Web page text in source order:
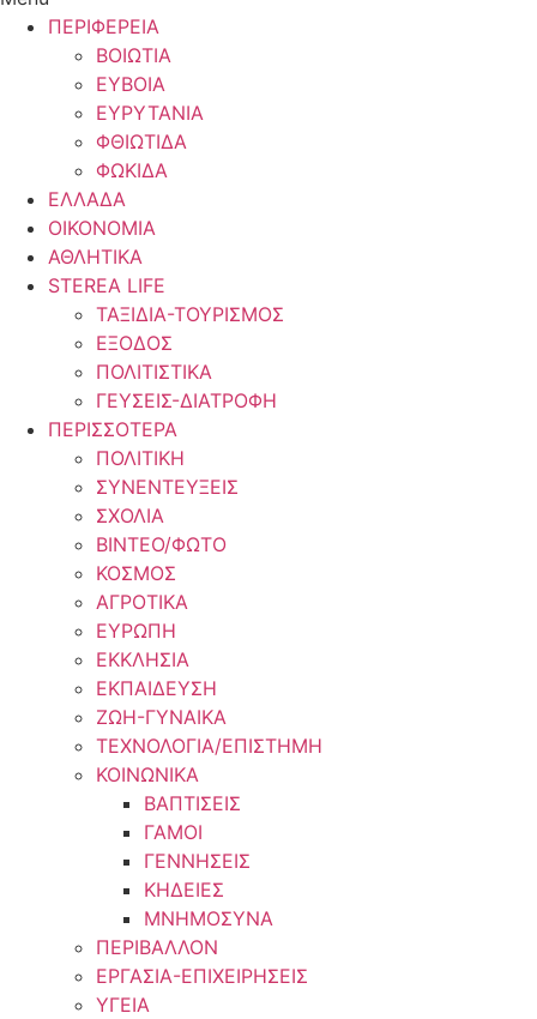
ΠΕΡΙΦΕΡΕΙΑ
ΒΟΙΩΤΙΑ
ΕΥΒΟΙΑ
ΕΥΡΥΤΑΝΙΑ
ΦΘΙΩΤΙΔΑ
ΦΩΚΙΔΑ
ΕΛΛΑΔΑ
ΟΙΚΟΝΟΜΙΑ
ΑΘΛΗΤΙΚΑ
STEREA LIFE
ΤΑΞΙΔΙΑ-ΤΟΥΡΙΣΜΟΣ
ΕΞΟΔΟΣ
ΠΟΛΙΤΙΣΤΙΚΑ
ΓΕΥΣΕΙΣ-ΔΙΑΤΡΟΦΗ
ΠΕΡΙΣΣΟΤΕΡΑ
ΠΟΛΙΤΙΚΗ
ΣΥΝΕΝΤΕΥΞΕΙΣ
ΣΧΟΛΙΑ
ΒΙΝΤΕΟ/ΦΩΤΟ
ΚΟΣΜΟΣ
ΑΓΡΟΤΙΚΑ
ΕΥΡΩΠΗ
ΕΚΚΛΗΣΙΑ
ΕΚΠΑΙΔΕΥΣΗ
ΖΩΗ-ΓΥΝΑΙΚΑ
ΤΕΧΝΟΛΟΓΙΑ/ΕΠΙΣΤΗΜΗ
ΚΟΙΝΩΝΙΚΑ
ΒΑΠΤΙΣΕΙΣ
ΓΑΜΟΙ
ΓΕΝΝΗΣΕΙΣ
ΚΗΔΕΙΕΣ
ΜΝΗΜΟΣΥΝΑ
ΠΕΡΙΒΑΛΛΟΝ
ΕΡΓΑΣΙΑ-ΕΠΙΧΕΙΡΗΣΕΙΣ
ΥΓΕΙΑ